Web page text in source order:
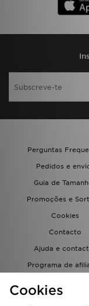
Perguntas
Pedidos e
Guia de
Promoções e
Cookies
Contacto
Ajuda e
Programa de
Cookies